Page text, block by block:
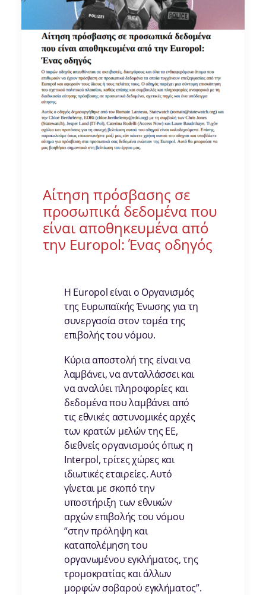
Αίτηση πρόσβασης σε
προσωπικά δεδομένα που
είναι αποθηκευμένα από
την Europol: Ένας οδηγός
Η Europol είναι ο Οργανισμός
της Ευρωπαϊκής Ένωσης για τη
συνεργασία στον τομέα της
επιβολής του νόμου.
Κύρια αποστολή της είναι να
λαμβάνει, να ανταλλάσσει και
να αναλύει πληροφορίες και
δεδομένα που λαμβάνει από
τις εθνικές αστυνομικές αρχές
των κρατών μελών της ΕΕ,
διεθνείς οργανισμούς όπως η
Ιnterpol, τρίτες χώρες και
ιδιωτικές εταιρείες. Αυτό
γίνεται με σκοπό την
υποστήριξη των εθνικών
αρχών επιβολής του νόμου
“στην πρόληψη και
καταπολέμηση του
οργανωμένου εγκλήματος, της
τρομοκρατίας και άλλων
μορφών σοβαρού εγκλήματος”.